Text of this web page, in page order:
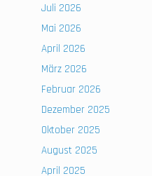
Juli 2026
Mai 2026
April 2026
März 2026
Februar 2026
Dezember 2025
Oktober 2025
August 2025
April 2025